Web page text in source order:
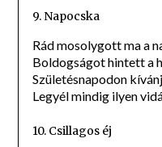
9. Napocska
Rád mosolygott ma a
Boldogságot hintett a
Születésnapodon
Legyél mindig ilyen
10. Csillagos éj